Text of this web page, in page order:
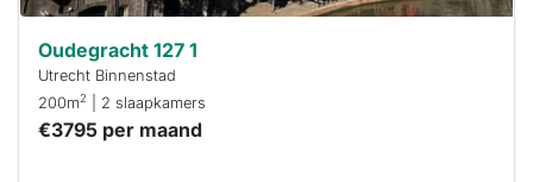
Oudegracht 127 1
Utrecht Binnenstad
200m2 | 2 slaapkamers
€3795 per maand